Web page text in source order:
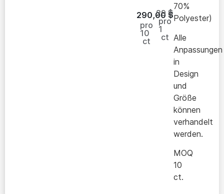
290,00 $
pro
10
ct
29 $
pro
1
ct
70%
Polyester)
Alle
Anpassungen
in
Design
und
Größe
können
verhandelt
werden.
MOQ
10
ct.